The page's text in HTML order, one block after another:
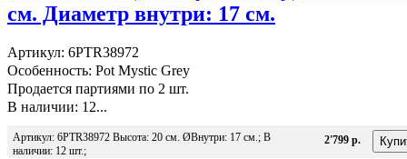
см. Диаметр внутри: 17 см.
Артикул: 6PTR38972
Особенность: Pot Mystic Grey
Продается партиями по 2 шт.
В наличии: 12...
Артикул: 6PTR38972 Высота: 20 см. ØВнутри: 17 см.; В
наличии: 12 шт.;
2'799 р.